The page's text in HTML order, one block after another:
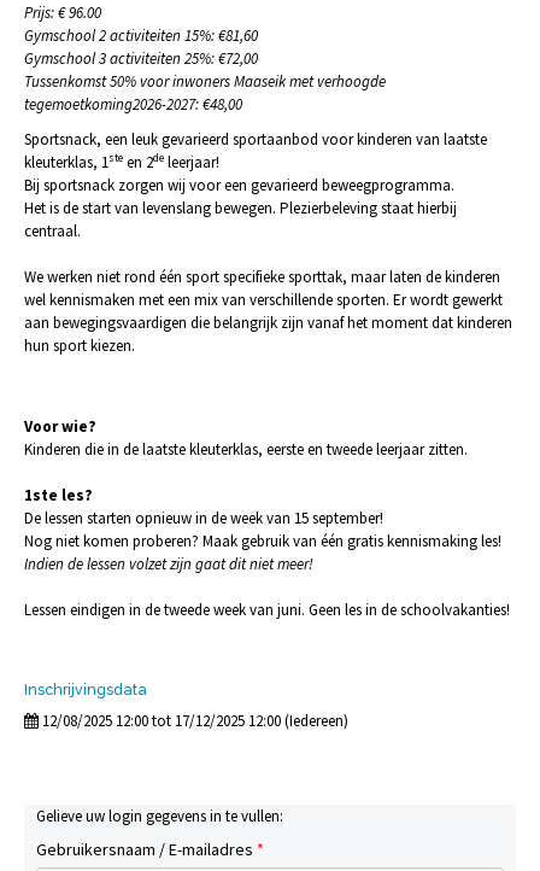
Prijs: € 96.00
Gymschool 2 activiteiten 15%: €81,60
Gymschool 3 activiteiten 25%: €72,00
Tussenkomst 50% voor inwoners Maaseik met verhoogde
tegemoetkoming2026-2027: €48,00
Sportsnack, een leuk gevarieerd sportaanbod voor kinderen van laatste
kleuterklas, 1ste en 2de leerjaar!
Bij sportsnack zorgen wij voor een gevarieerd beweegprogramma.
Het is de start van levenslang bewegen. Plezierbeleving staat hierbij
centraal.
We werken niet rond één sport specifieke sporttak, maar laten de kinderen
wel kennismaken met een mix van verschillende sporten. Er wordt gewerkt
aan bewegingsvaardigen die belangrijk zijn vanaf het moment dat kinderen
hun sport kiezen.
Voor wie?
Kinderen die in de laatste kleuterklas, eerste en tweede leerjaar zitten.
1ste les?
De lessen starten opnieuw in de week van 15 september!
Nog niet komen proberen? Maak gebruik van één gratis kennismaking les!
Indien de lessen volzet zijn gaat dit niet meer!
Lessen eindigen in de tweede week van juni. Geen les in de schoolvakanties!
Inschrijvingsdata
12/08/2025 12:00 tot 17/12/2025 12:00 (Iedereen)
Gelieve uw login gegevens in te vullen:
Gebruikersnaam / E-mailadres *